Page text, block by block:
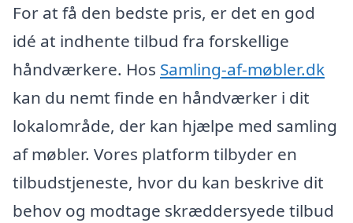
For at få den bedste pris, er det en god
idé at indhente tilbud fra forskellige
håndværkere. Hos Samling-af-møbler.dk
kan du nemt finde en håndværker i dit
lokalområde, der kan hjælpe med samling
af møbler. Vores platform tilbyder en
tilbudstjeneste, hvor du kan beskrive dit
behov og modtage skræddersyede tilbud